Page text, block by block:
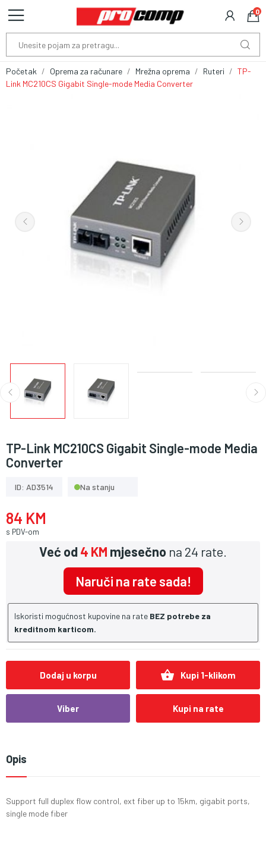
0
Početak Oprema za računare Mrežna oprema Ruteri
TP-
Link MC210CS Gigabit Single-mode Media Converter
TP-Link MC210CS Gigabit Single-mode Media
Converter
ID: AD3514 Na stanju
84 KM
s PDV-om
Već od4 KM mjesečno na 24 rate.
Naruči na rate sada!
Iskoristi mogućnost kupovine na rate BEZ potrebe za
kreditnom karticom.
Dodaj u korpu shopping_basket Kupi 1-klikom
Viber Kupi na rate
Opis
Support full duplex flow control, ext fiber up to 15km, gigabit ports,
single mode fiber